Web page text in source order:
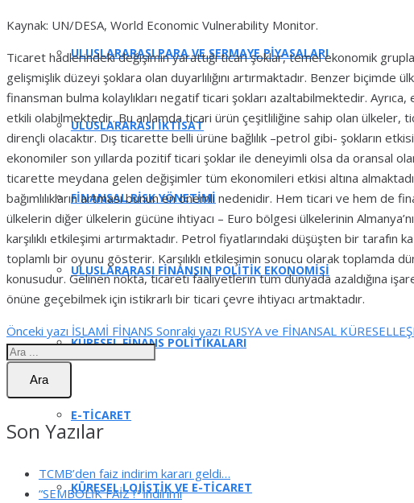
ULUSLARARASI PARA VE SERMAYE PİYASALARI
ULUSLARARASI İKTİSAT
FİNANSAL RİSK YÖNETİMİ
ULUSLARARASI FİNANSIN POLİTİK EKONOMİSİ
KÜRESEL FİNANS POLİTİKALARI
E-TİCARET
KÜRESEL LOJİSTİK VE E-TİCARET
Kaynak: UN/DESA, World Economic Vulnerability Monitor.
Ticaret hadlerindeki değişimin yarattığı ticari şoklar, temel ekonomik
gelişmişlik düzeyi şoklara olan duyarlılığını artırmaktadır. Benzer biçimde
finansman bulma kolaylıkları negatif ticari şokları azaltabilmektedir. Ayrıca,
etkili olabilmektedir. Bu anlamda ticari ürün çeşitliliğine sahip olan ülkeler,
dirençli olacaktır. Dış ticarette belli ürüne bağlılık –petrol gibi- şokların
ekonomiler son yıllarda pozitif ticari şoklar ile deneyimli olsa da oransal
ticarette meydana gelen değişimler tüm ekonomileri etkisi altına
bağımlılıkların artması bunun en önemli nedenidir. Hem ticari ve hem de
ülkelerin diğer ülkelerin gücüne ihtiyacı – Euro bölgesi ülkelerinin
karşılıklı etkileşimi artırmaktadır. Petrol fiyatlarındaki düşüşten bir tarafın
toplamlı bir oyunu gösterir. Karşılıklı etkileşimin sonucu olarak toplamda
konusudur. Gelinen nokta, ticareti faaliyetlerin tüm dünyada azaldığına
önüne geçebilmek için istikrarlı bir ticari çevre ihtiyacı artmaktadır.
Önceki yazı İSLAMİ FİNANS Sonraki yazı RUSYA ve FİNANSAL
Ara
Son Yazılar
TCMB’den faiz indirim kararı geldi…
“SEMBOLİK FAİZ !” İndirimi